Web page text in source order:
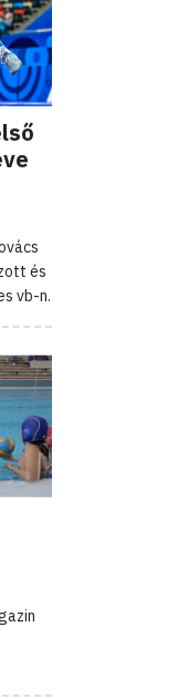
és
vb-n.